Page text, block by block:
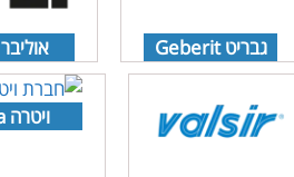
גבריט Geberit אוליבר OLI
ויטרה Vitra